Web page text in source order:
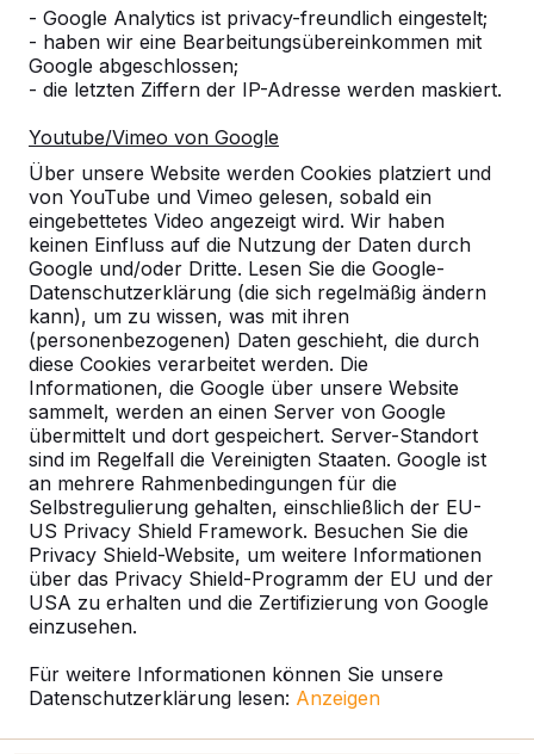
- Google Analytics ist privacy-freundlich eingestelt;
- haben wir eine Bearbeitungsübereinkommen mit
Google abgeschlossen;
- die letzten Ziffern der IP-Adresse werden maskiert.
Youtube/Vimeo von Google
Über unsere Website werden Cookies platziert und
von YouTube und Vimeo gelesen, sobald ein
eingebettetes Video angezeigt wird. Wir haben
keinen Einfluss auf die Nutzung der Daten durch
Google und/oder Dritte. Lesen Sie die Google-
Datenschutzerklärung (die sich regelmäßig ändern
kann), um zu wissen, was mit ihren
(personenbezogenen) Daten geschieht, die durch
diese Cookies verarbeitet werden. Die
Informationen, die Google über unsere Website
sammelt, werden an einen Server von Google
übermittelt und dort gespeichert. Server-Standort
sind im Regelfall die Vereinigten Staaten. Google ist
an mehrere Rahmenbedingungen für die
Selbstregulierung gehalten, einschließlich der EU-
US Privacy Shield Framework. Besuchen Sie die
Privacy Shield-Website, um weitere Informationen
über das Privacy Shield-Programm der EU und der
USA zu erhalten und die Zertifizierung von Google
einzusehen.
Für weitere Informationen können Sie unsere
Datenschutzerklärung lesen: Anzeigen
Referenzen
Unsere Produkte finden Sie in ganz Europa
und darüber hinaus. Sehen Sie hier, wo Sie
ein HeBlad-Produkt in Ihrer Nähe finden.
Produkt
Alles anzeigen
Kategorie
Alles anzeigen
Ort oder Postleitzahl suchen
Zie ook